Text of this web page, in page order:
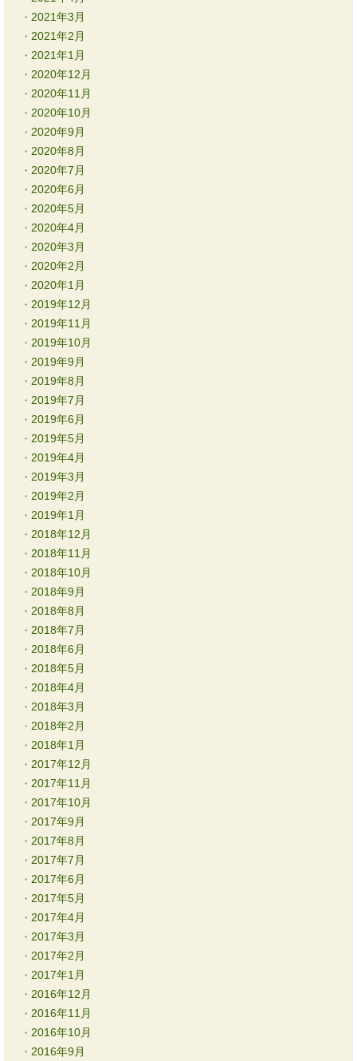
2021年3月
2021年2月
2021年1月
2020年12月
2020年11月
2020年10月
2020年9月
2020年8月
2020年7月
2020年6月
2020年5月
2020年4月
2020年3月
2020年2月
2020年1月
2019年12月
2019年11月
2019年10月
2019年9月
2019年8月
2019年7月
2019年6月
2019年5月
2019年4月
2019年3月
2019年2月
2019年1月
2018年12月
2018年11月
2018年10月
2018年9月
2018年8月
2018年7月
2018年6月
2018年5月
2018年4月
2018年3月
2018年2月
2018年1月
2017年12月
2017年11月
2017年10月
2017年9月
2017年8月
2017年7月
2017年6月
2017年5月
2017年4月
2017年3月
2017年2月
2017年1月
2016年12月
2016年11月
2016年10月
2016年9月